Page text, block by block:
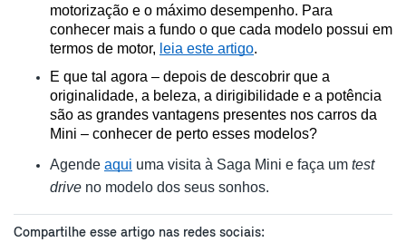
motorização e o máximo desempenho. Para
conhecer mais a fundo o que cada modelo possui em
termos de motor, leia este artigo.
E que tal agora – depois de descobrir que a
originalidade, a beleza, a dirigibilidade e a potência
são as grandes vantagens presentes nos carros da
Mini – conhecer de perto esses modelos?
Agende aqui uma visita à Saga Mini e faça um test
drive no modelo dos seus sonhos.
Compartilhe esse artigo nas redes sociais: